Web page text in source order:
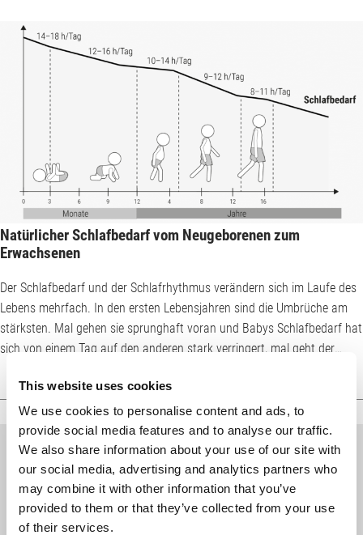
This website uses cookies
We use cookies to personalise content and ads, to
provide social media features and to analyse our traffic.
We also share information about your use of our site with
our social media, advertising and analytics partners who
may combine it with other information that you’ve
provided to them or that they’ve collected from your use
of their services.
Natürlicher Schlafbedarf vom Neugeborenen zum
Erwachsenen
Der Schlafbedarf und der Schlafrhythmus verändern sich im Laufe des
Lebens mehrfach. In den ersten Lebensjahren sind die Umbrüche am
stärksten. Mal gehen sie sprunghaft voran und Babys Schlafbedarf hat
sich von einem Tag auf den anderen stark verringert, mal geht der
immense Schlafbedarf Neugeborener nimmt über die Phasen Baby und
Kleinkind bis hin zum Jugendlichen stetig ab. Die Schlafphasen wirken
anfangs noch stark cha...
bett1 to go
Jetzt zum Newsletter anmelden: Neues von bett1,
Infos rund ums Schlafen und Verlosungen warten
auf dich.